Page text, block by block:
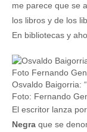
me parece que se
los libros y de los
En bibliotecas y
Osvaldo Baigorria:
Foto: Fernando
El escritor lanza
Negra que se